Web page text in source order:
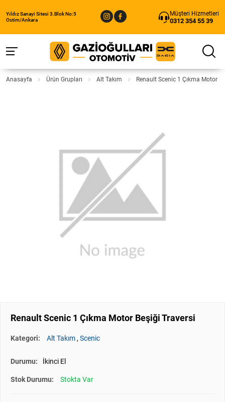
Yıldız Sanayi Sitesi 3.Blok No:5
Ostim/Ankara
Müşteri Hizmetleri
0312 354 55 39
Anasayfa Ürün Grupları Alt Takım Renault Scenic 1 Çıkma Motor
Renault Scenic 1 Çıkma Motor Beşiği Traversi
Kategori: Alt Takım , Scenic
Durumu: İkinci El
Stok Durumu: Stokta Var